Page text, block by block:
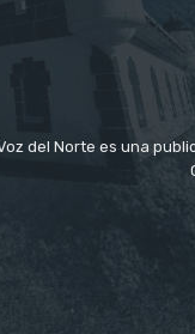
del Norte es una